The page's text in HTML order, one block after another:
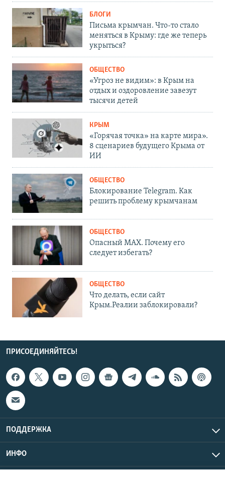
БЛОГИ
Письма крымчан. Что-то стало
меняться в Крыму: где же теперь
укрыться?
ОБЩЕСТВО
«Угроз не видим»: в Крым на
отдых и оздоровление завезут
тысячи детей
КРЫМ
«Горячая точка» на карте мира».
8 сценариев будущего Крыма от
ИИ
ОБЩЕСТВО
Блокирование Telegram. Как
решить проблему крымчанам
ОБЩЕСТВО
Опасный MAX. Почему его
следует избегать?
ОБЩЕСТВО
Что делать, если сайт
Крым.Реалии заблокировали?
ПРИСОЕДИНЯЙТЕСЬ!
ПОДДЕРЖКА
ИНФО